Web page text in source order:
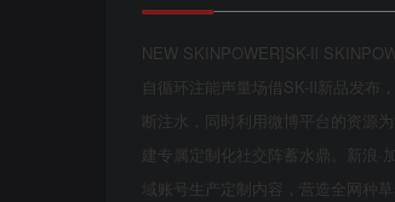
NEW SKINPOWER]SK-Il
自循环注能声量场借SK-Il新品发布
断注水，同时利用微博平台的资源
建专属定制化社交阵蓄水鼎。新浪·
域账号生产定制内容，营造全网